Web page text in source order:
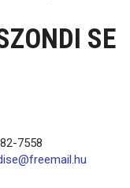
SE
7558